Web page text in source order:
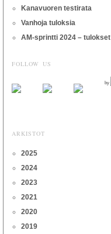
Kanavuoren testirata
Vanhoja tuloksia
AM-sprintti 2024 – tulokset
FOLLOW US
by
ARKISTOT
2025
2024
2023
2021
2020
2019